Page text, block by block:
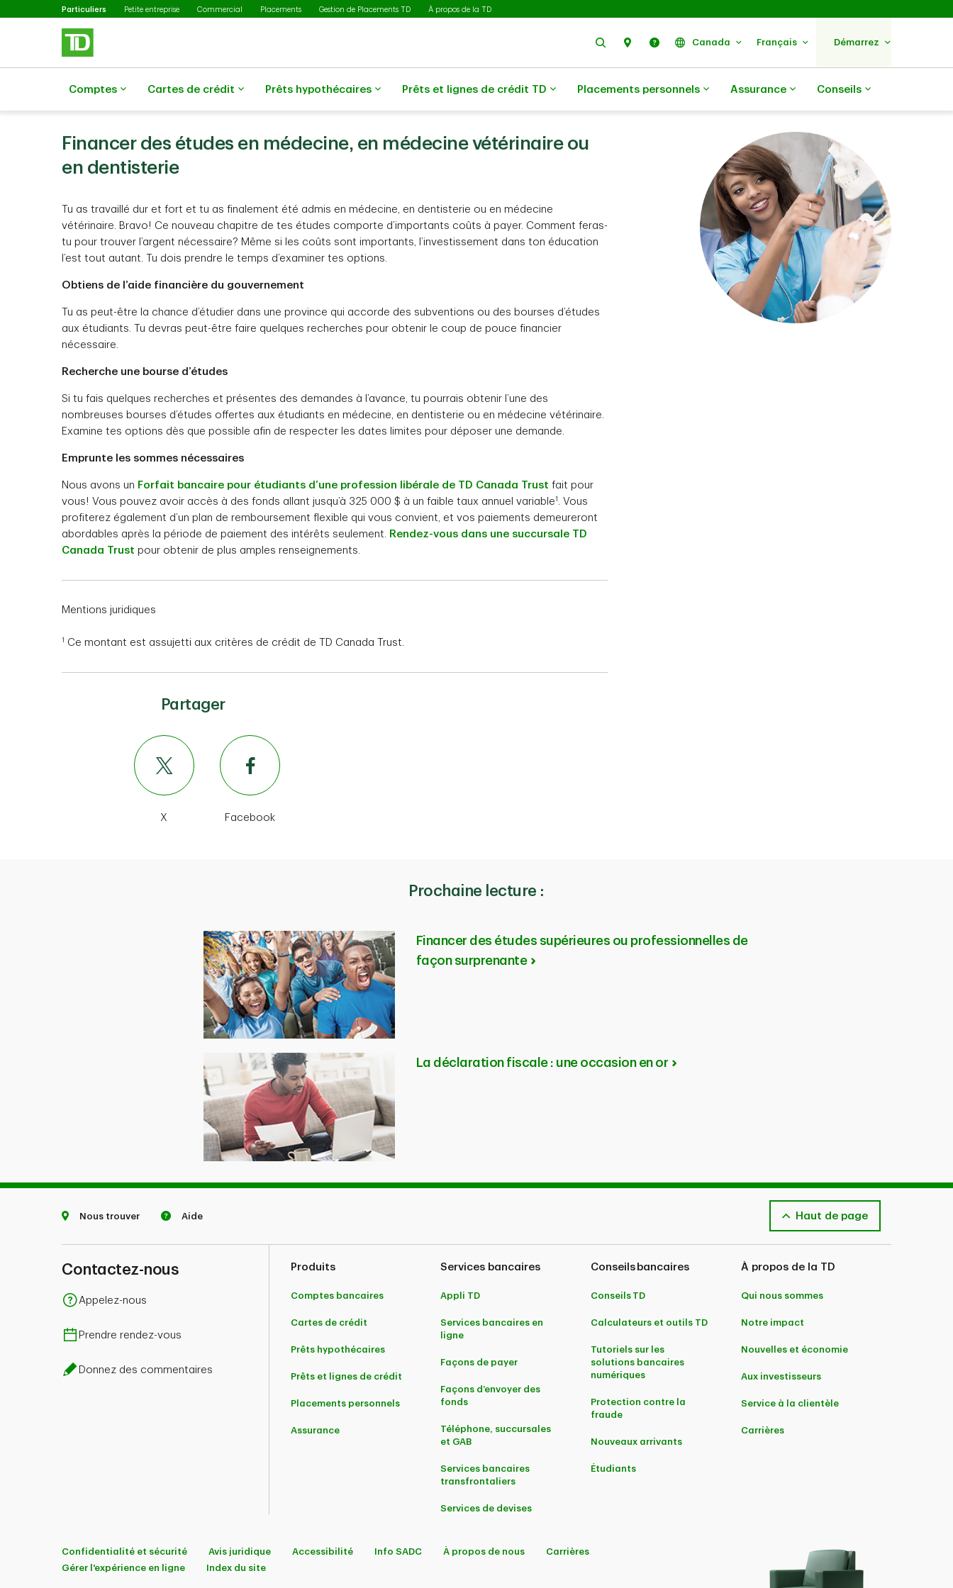
Passer au contenu principal
Particuliers Sélectionné
Petite entreprise Commercial Placements Gestion de Placements TD À propos de la TD
RechercherNous trouver
Aide Canada Français Démarrez
Comptes Cartes de crédit Prêts hypothécaires Prêts et lignes de crédit TD Placements personnels Assurance Conseils
Financer des études en médecine, en médecine vétérinaire ou
en dentisterie
Tu as travaillé dur et fort et tu as finalement été admis en médecine, en dentisterie ou en médecine
vétérinaire. Bravo! Ce nouveau chapitre de tes études comporte d’importants coûts à payer. Comment feras-
tu pour trouver l’argent nécessaire? Même si les coûts sont importants, l’investissement dans ton éducation
l’est tout autant. Tu dois prendre le temps d’examiner tes options.
Obtiens de l’aide financière du gouvernement
Tu as peut-être la chance d’étudier dans une province qui accorde des subventions ou des bourses d’études
aux étudiants. Tu devras peut-être faire quelques recherches pour obtenir le coup de pouce financier
nécessaire.
Recherche une bourse d’études
Si tu fais quelques recherches et présentes des demandes à l’avance, tu pourrais obtenir l’une des
nombreuses bourses d’études offertes aux étudiants en médecine, en dentisterie ou en médecine vétérinaire.
Examine tes options dès que possible afin de respecter les dates limites pour déposer une demande.
Emprunte les sommes nécessaires
Nous avons un Forfait bancaire pour étudiants d’une profession libérale de TD Canada Trust fait pour
vous! Vous pouvez avoir accès à des fonds allant jusqu’à 325 000 $ à un faible taux annuel variable1 . Vous
profiterez également d’un plan de remboursement flexible qui vous convient, et vos paiements demeureront
abordables après la période de paiement des intérêts seulement. Rendez-vous dans une succursale TD
Canada Trust pour obtenir de plus amples renseignements.
Mentions juridiques
1 Ce montant est assujetti aux critères de crédit de TD Canada Trust.
Partager
X Facebook
Prochaine lecture :
Financer des études supérieures ou professionnelles de
façon surprenante
La déclaration fiscale : une occasion en or
Nous trouver Aide Haut de page
Contactez-nous
Appelez-nous
Prendre rendez-vous
Donnez des commentaires
Produits
Comptes bancaires
Cartes de crédit
Prêts hypothécaires
Prêts et lignes de crédit
Placements personnels
Assurance
Services bancaires
Appli TD
Services bancaires en
ligne
Façons de payer
Façons d’envoyer des
fonds
Téléphone, succursales
et GAB
Services bancaires
transfrontaliers
Services de devises
Conseils bancaires
Conseils TD
Calculateurs et outils TD
Tutoriels sur les
solutions bancaires
numériques
Protection contre la
fraude
Nouveaux arrivants
Étudiants
À propos de la TD
Qui nous sommes
Notre impact
Nouvelles et économie
Aux investisseurs
Service à la clientèle
Carrières
Confidentialité et sécurité Avis juridique Accessibilité Info SADC À propos de nous
Carrières
Gérer l'expérience en ligne
Index du site